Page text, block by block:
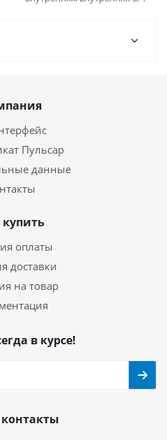
Пульсар
данные
купить
оплаты
доставки
на товар
в курсе!